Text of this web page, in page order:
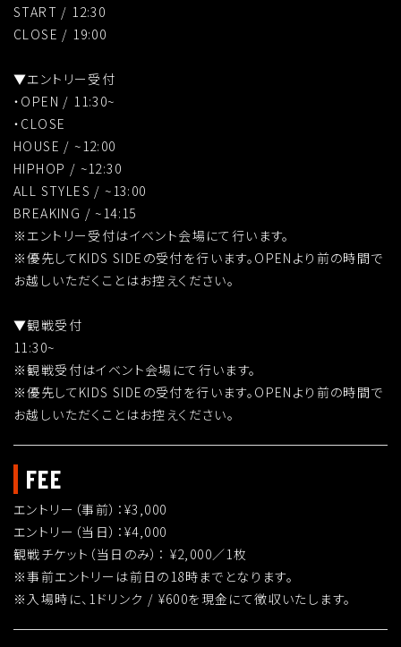
START / 12:30
CLOSE / 19:00
▼エントリー受付
・OPEN / 11:30~
・CLOSE
HOUSE / ~12:00
HIPHOP / ~12:30
ALL STYLES / ~13:00
BREAKING / ~14:15
※エントリー受付はイベント会場にて行います。
※優先してKIDS SIDEの受付を行います。OPENより前の時間で
お越しいただくことはお控えください。
▼観戦受付
11:30~
※観戦受付はイベント会場にて行います。
※優先してKIDS SIDEの受付を行います。OPENより前の時間で
お越しいただくことはお控えください。
FEE
エントリー（事前）：¥3,000
エントリー（当日）：¥4,000
観戦チケット（当日のみ）： ¥2,000／1枚
※事前エントリーは前日の18時までとなります。
※入場時に、1ドリンク / ¥600を現金にて徴収いたします。